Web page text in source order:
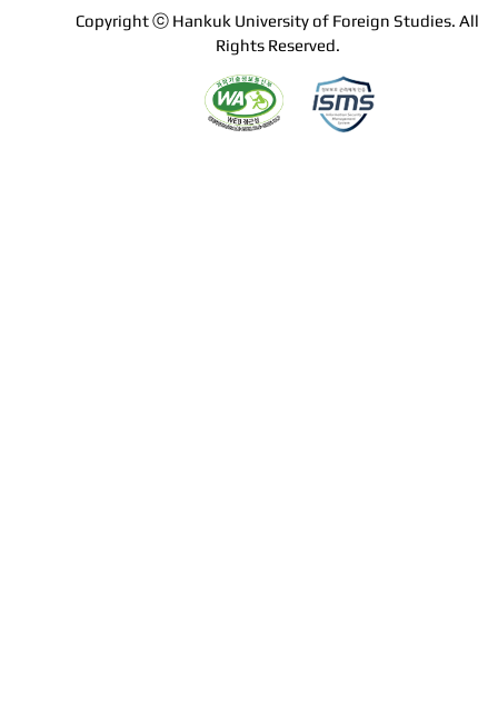
Copyright ⓒ Hankuk University of Foreign Studies. All
Rights Reserved.